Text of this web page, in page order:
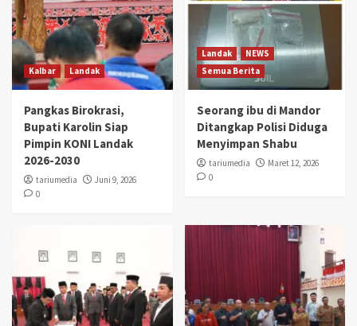
Kalbar Landak
Pangkas Birokrasi,
Bupati Karolin Siap
Pimpin KONI Landak
2026-2030
tariumedia
Juni 9, 2026
0
Landak
NEWS
Semua Berita
Seorang ibu di Mandor
Ditangkap Polisi Diduga
Menyimpan Shabu
tariumedia
Maret 12, 2026
0